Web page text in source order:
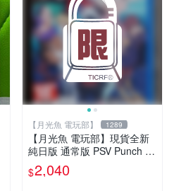
【月光魚 電玩部】 1289
【月光魚 電玩部】現貨全新
純日版 通常版 PSV Punch Li
ne 胖次衝擊 胖次保衛陣線 普
通版 純日版
$2,040